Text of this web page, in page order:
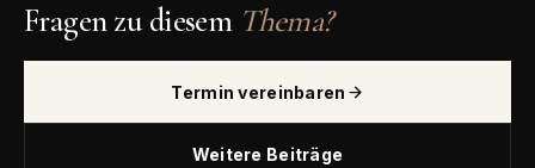
Fragen zu diesem Thema?
Termin vereinbaren
Weitere Beiträge